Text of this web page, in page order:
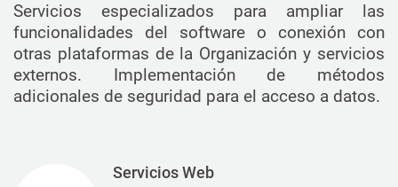
Servicios especializados para ampliar las
funcionalidades del software o conexión con
otras plataformas de la Organización y servicios
externos. Implementación de métodos
adicionales de seguridad para el acceso a datos.
Servicios Web